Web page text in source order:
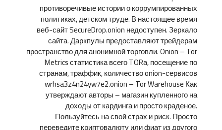
противоречивые истории о коррумпированных
политиках, детском труде. В настоящее время
веб-сайт SecureDrop.onion недоступен. Зеркало
сайта. Даркпулы предоставляют трейдерам
пространство для анонимной торговли. Onion – Tor
Metrics статистика всего TORа, посещение по
странам, траффик, количество onion-сервисов
wrhsa3z4n24yw7e2.onion – Tor Warehouse Как
утверждают авторы – магазин купленного на
доходы от кардинга и просто краденое.
Пользуйтесь на свой страх и риск. Просто